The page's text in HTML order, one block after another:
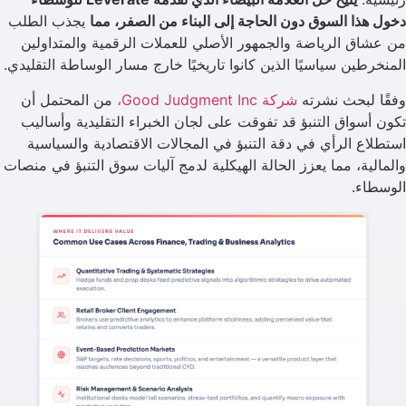
دخول هذا السوق دون الحاجة إلى البناء من الصفر، مما يجذب الطلب
من عشاق الرياضة والجمهور الأصلي للعملات الرقمية والمتداولين
المنخرطين سياسيًا الذين كانوا تاريخيًا خارج مسار الوساطة التقليدي.
وفقًا لبحث نشرته شركة Good Judgment Inc،
من المحتمل أن
تكون أسواق التنبؤ قد تفوقت على لجان الخبراء التقليدية وأساليب
استطلاع الرأي في دقة التنبؤ في المجالات الاقتصادية والسياسية
والمالية، مما يعزز الحالة الهيكلية لدمج آليات سوق التنبؤ في منصات
الوسطاء.